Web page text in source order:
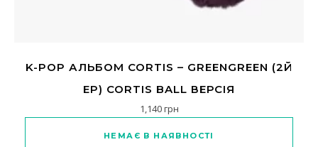
K-POP АЛЬБОМ CORTIS – GREENGREEN (2Й
EP) CORTIS BALL ВЕРСІЯ
1,140грн
НЕМАЄ В НАЯВНОСТІ